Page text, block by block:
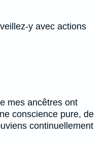
y avec actions
mes ancêtres ont
conscience pure, de
continuellement